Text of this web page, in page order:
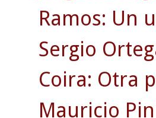
Ramos: Un
Sergio
Coira: Otra
Mauricio